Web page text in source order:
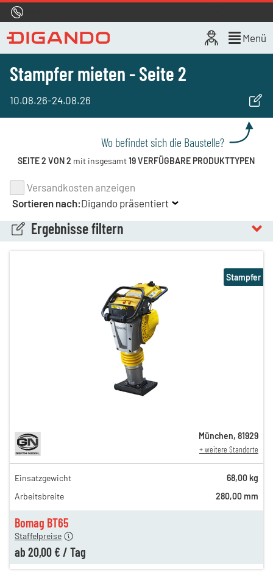
Menü
Stampfer mieten - Seite 2
10.08.26-24.08.26
Wo befindet sich die Baustelle?
SEITE 2 VON 2 mit insgesamt19 VERFÜGBARE PRODUKTTYPEN
Ergebnisse filtern
Versandkosten anzeigen
Sortieren nach:Digando präsentiert
Bomag BT65
30,00 €
25,00 €
Staffelpreise
ab 20,00 € / Tag
Stampfer
München, 81929
+ weitere Standorte
Einsatzgewicht
68,00 kg
Arbeitsbreite
280,00 mm